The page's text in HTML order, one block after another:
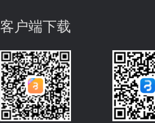
客户端下载